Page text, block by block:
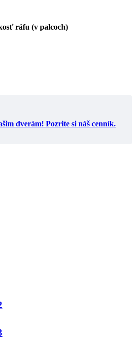
ráfu (v palcoch)
dverám! Pozrite si náš cenník.